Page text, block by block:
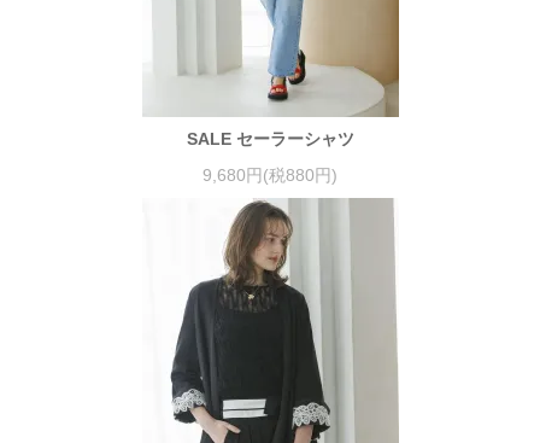
SALE セーラーシャツ
9,680円(税880円)